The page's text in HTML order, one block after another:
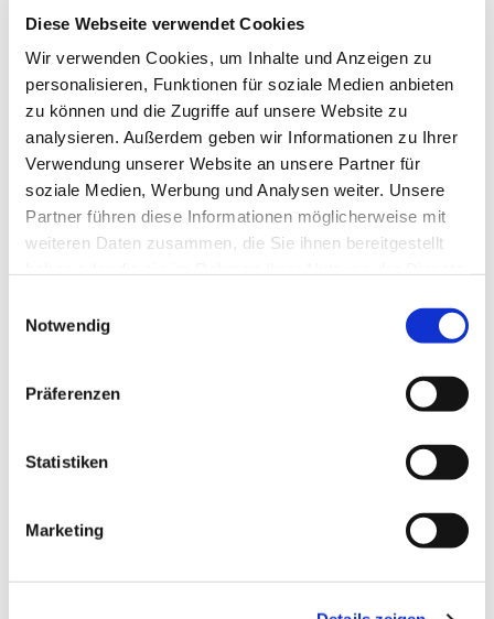
Diese Webseite verwendet Cookies
Wir verwenden Cookies, um Inhalte und Anzeigen zu
personalisieren, Funktionen für soziale Medien anbieten
zu können und die Zugriffe auf unsere Website zu
analysieren. Außerdem geben wir Informationen zu Ihrer
Verwendung unserer Website an unsere Partner für
soziale Medien, Werbung und Analysen weiter. Unsere
Partner führen diese Informationen möglicherweise mit
weiteren Daten zusammen, die Sie ihnen bereitgestellt
Notwendig
Präferenzen
Statistiken
Marketing
Dies könnte Sie auch
interessieren